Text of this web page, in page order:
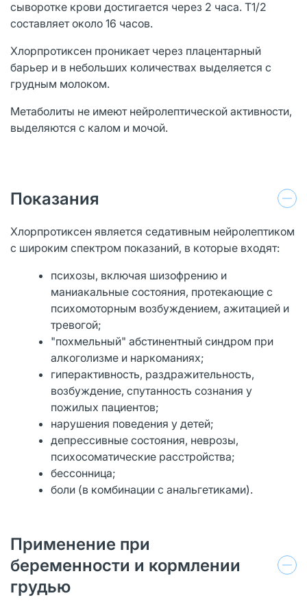
сыворотке крови достигается через 2 часа. T1/2
составляет около 16 часов.
Хлорпротиксен проникает через плацентарный
барьер и в небольших количествах выделяется с
грудным молоком.
Метаболиты не имеют нейролептической активности,
выделяются с калом и мочой.
Показания
Хлорпротиксен является седативным нейролептиком
с широким спектром показаний, в которые входят:
психозы, включая шизофрению и
маниакальные состояния, протекающие с
психомоторным возбуждением, ажитацией и
тревогой;
"похмельный" абстинентный синдром при
алкоголизме и наркоманиях;
гиперактивность, раздражительность,
возбуждение, спутанность сознания у
пожилых пациентов;
нарушения поведения у детей;
депрессивные состояния, неврозы,
психосоматические расстройства;
бессонница;
боли (в комбинации с анальгетиками).
Применение при
беременности и кормлении
грудью